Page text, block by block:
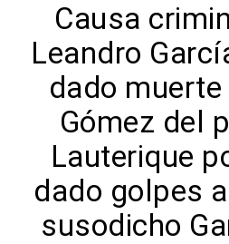
Causa
Leandro
dado
Gómez del
Lauterique
dado golpes
susodicho